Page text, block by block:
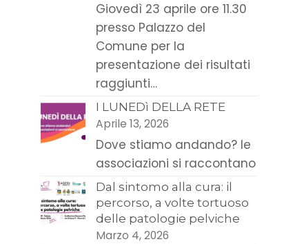
Giovedì 23 aprile ore 11.30
presso Palazzo del
Comune per la
presentazione dei risultati
raggiunti…
I LUNEDì DELLA RETE
Aprile 13, 2026
Dove stiamo andando? le
associazioni si raccontano
Dal sintomo alla cura: il
percorso, a volte tortuoso
delle patologie pelviche
Marzo 4, 2026